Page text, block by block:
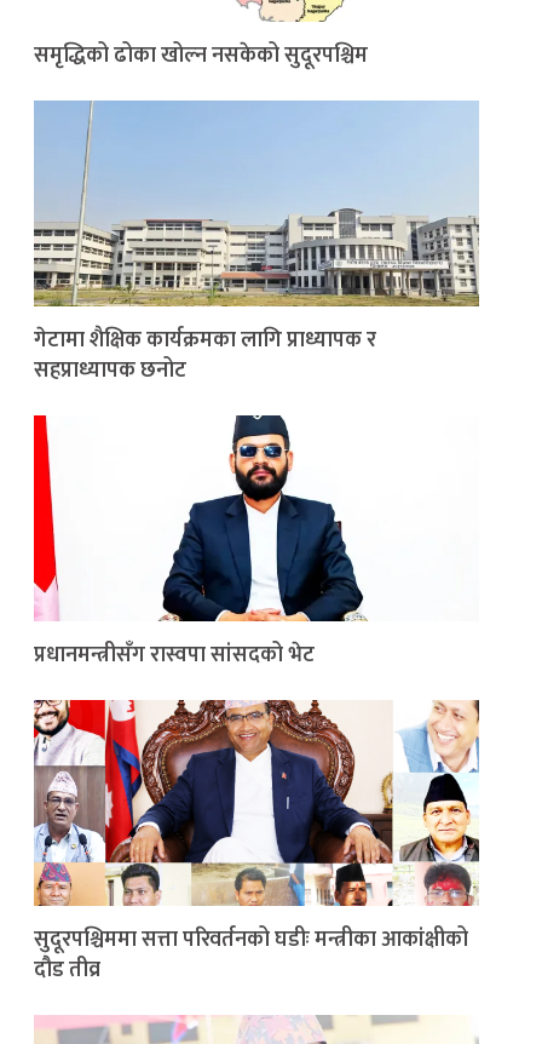
समृद्धिको ढोका खोल्न नसकेको सुदूरपश्चिम
गेटामा शैक्षिक कार्यक्रमका लागि प्राध्यापक र
सहप्राध्यापक छनोट
प्रधानमन्त्रीसँग रास्वपा सांसदको भेट
सुदूरपश्चिममा सत्ता परिवर्तनको घडीः मन्त्रीका आकांक्षीको
दौड तीव्र